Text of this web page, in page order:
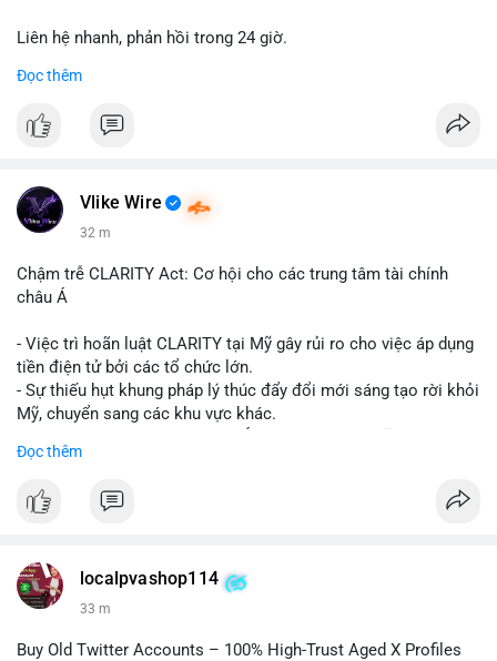
Liên hệ nhanh, phản hồi trong 24 giờ.
📞 WhatsApp: +1 660 215-8938
Đọc thêm
Vlike Wire
32 m
Chậm trễ CLARITY Act: Cơ hội cho các trung tâm tài chính
châu Á
- Việc trì hoãn luật CLARITY tại Mỹ gây rủi ro cho việc áp dụng
tiền điện tử bởi các tổ chức lớn.
- Sự thiếu hụt khung pháp lý thúc đẩy đổi mới sáng tạo rời khỏi
Mỹ, chuyển sang các khu vực khác.
trường khi Mỹ còn đang lúng túng về luật pháp.
#binancesquare #blockchain
#vlikevn #titanbot
📰 Nguồn: Cointelegraph
Đọc thêm
localpvashop114
33 m
Buy Old Twitter Accounts – 100% High-Trust Aged X Profiles